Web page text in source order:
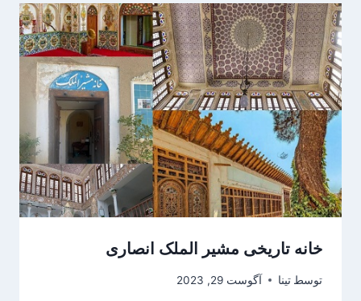
خانه تاریخی مشیر الملک انصاری
توسط تینا آگوست 29, 2023